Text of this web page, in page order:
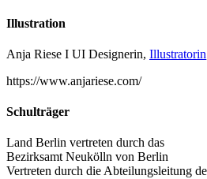
Illustration
Anja Riese I UI Designerin, Illustratorin
https://www.anjariese.com/
Schulträger
Land Berlin vertreten durch das
Bezirksamt Neukölln von Berlin
Vertreten durch die Abteilungsleitung